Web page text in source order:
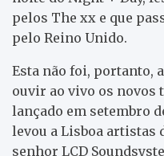
pelos The xx e que
pelo Reino Unido.
Esta não foi, portanto,
ouvir ao vivo os novos
lançado em setembro
levou a Lisboa artistas
senhor LCD